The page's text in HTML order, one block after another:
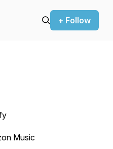
+ Follow
Music